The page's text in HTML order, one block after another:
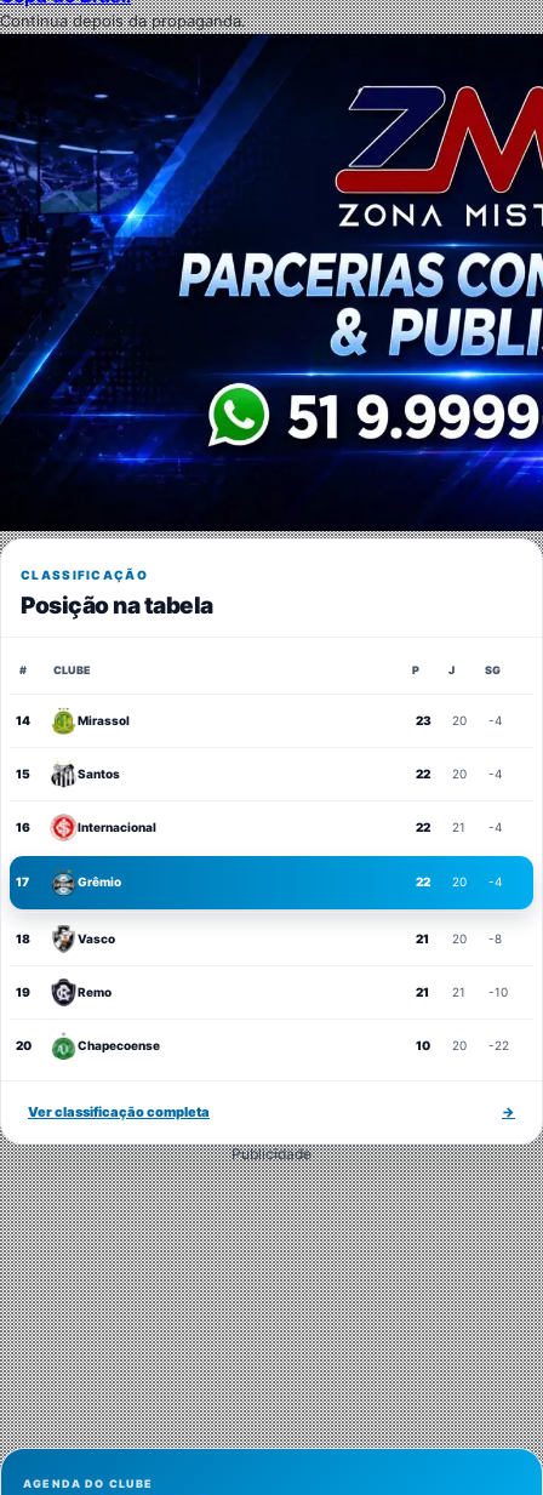
Continua depois da propaganda.
CLASSIFICAÇÃO
Posição na tabela
# CLUBE P J SG
14 Mirassol 23 20 -4
15 Santos 22 20 -4
16 Internacional 22 21 -4
17 Grêmio 22 20 -4
18 Vasco 21 20 -8
19 Remo 21 21 -10
20 Chapecoense 10 20 -22
Ver classificação completa →
Publicidade
AGENDA DO CLUBE